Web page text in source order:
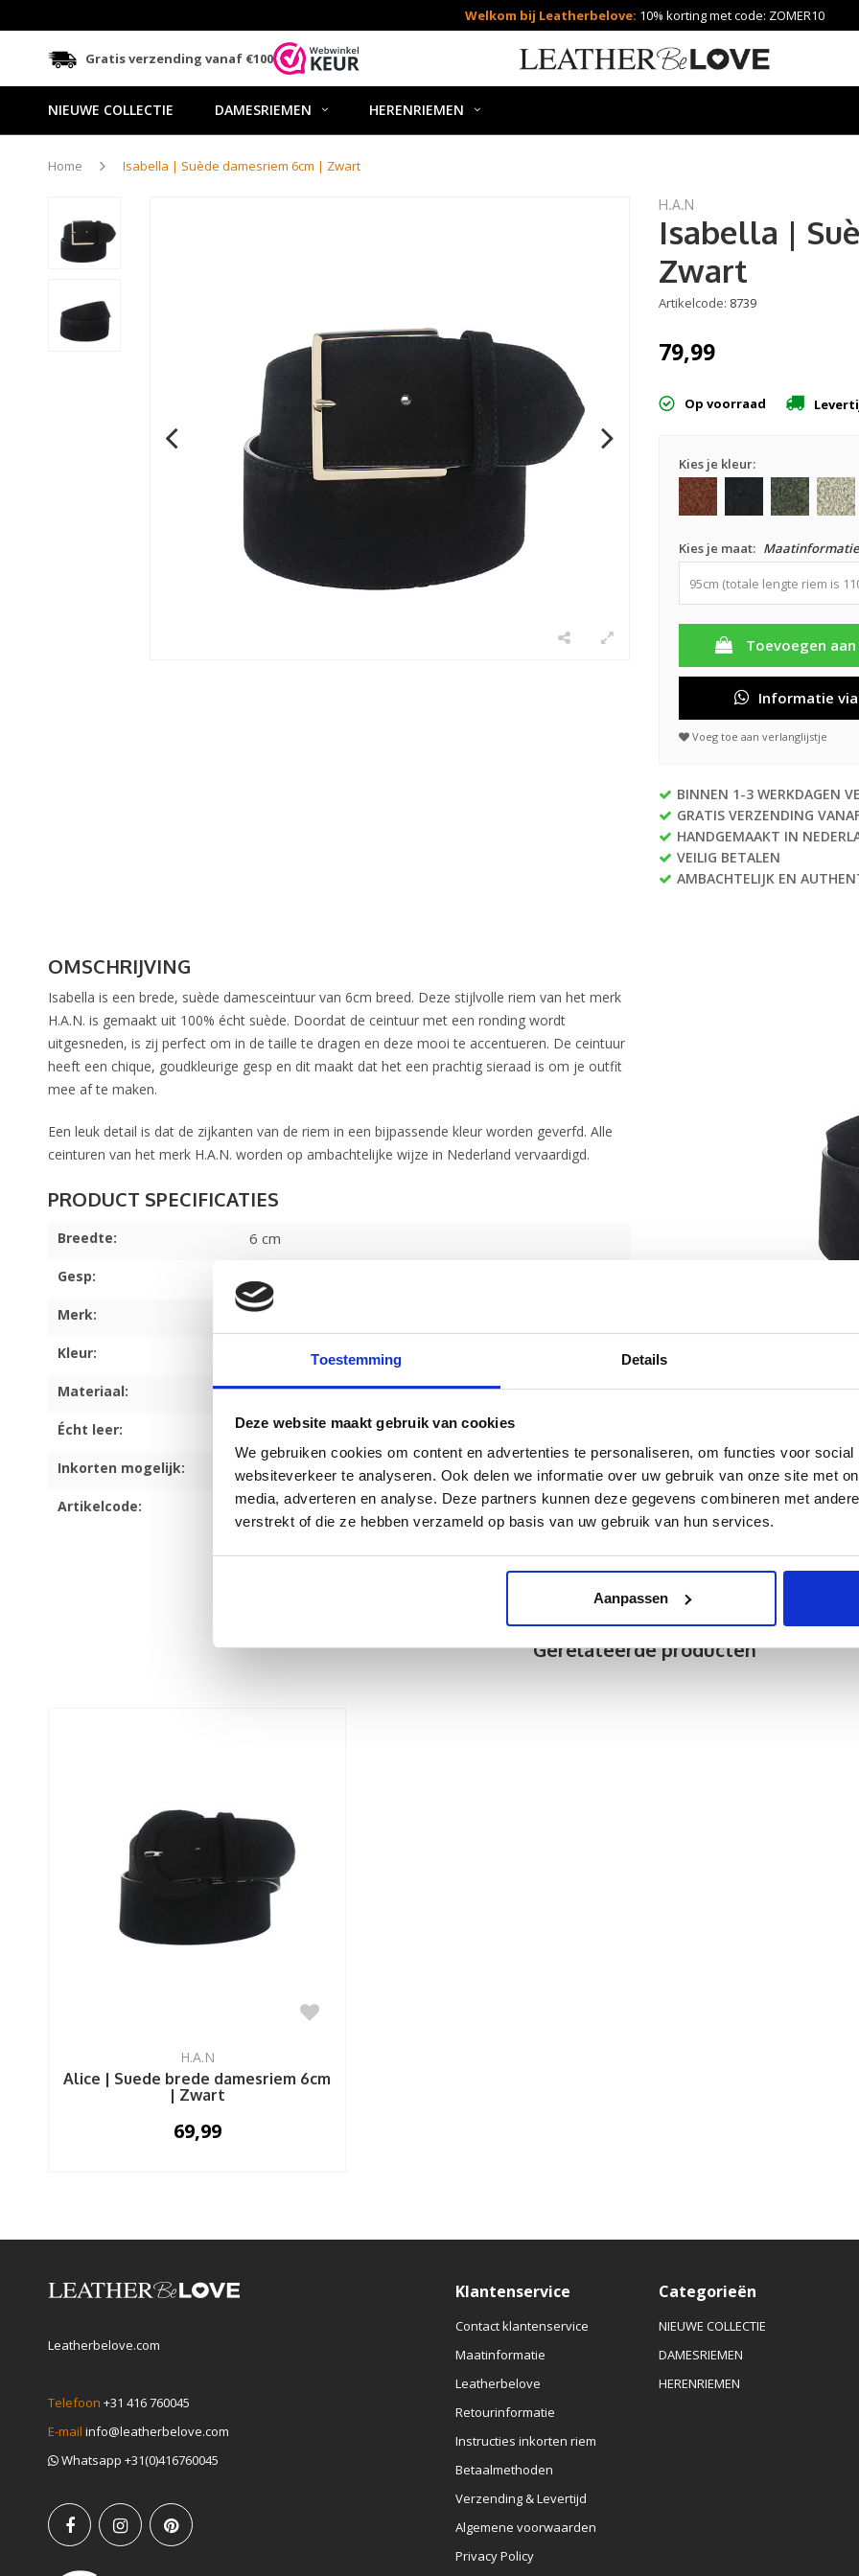
Toestemming Details
Deze website maakt gebruik van cookies
We gebruiken cookies om content en advertenties te personaliseren, om functies voor
websiteverkeer te analyseren. Ook delen we informatie over uw gebruik van onze site met
media, adverteren en analyse. Deze partners kunnen deze gegevens combineren met
verstrekt of die ze hebben verzameld op basis van uw gebruik van hun services.
Aanpassen
Welkom bij Leatherbelove: 10% korting met code: ZOMER10
Gratis verzending vanaf €100
NIEUWE COLLECTIE DAMESRIEMEN HERENRIEMEN
Home Isabella | Suède damesriem 6cm | Zwart
H.A.N
Isabella |
Zwart
Artikelcode: 8739
79,99
Op voorraad
Kies je kleur:
Kies je maat:
95cm (totale lengte riem is
Toevoegen
Informatie
Voeg toe aan verlanglijstje
BINNEN 1-3 WERKDAGEN
GRATIS VERZENDING
HANDGEMAAKT IN
VEILIG BETALEN
AMBACHTELIJK EN
OMSCHRIJVING
Isabella is een brede, suède damesceintuur van 6cm breed. Deze stijlvolle riem van het merk
H.A.N. is gemaakt uit 100% écht suède. Doordat de ceintuur met een ronding wordt
uitgesneden, is zij perfect om in de taille te dragen en deze mooi te accentueren. De ceintuur
heeft een chique, goudkleurige gesp en dit maakt dat het een prachtig sieraad is om je outfit
mee af te maken.
Een leuk detail is dat de zijkanten van de riem in een bijpassende kleur worden geverfd. Alle
ceinturen van het merk H.A.N. worden op ambachtelijke wijze in Nederland vervaardigd.
Breedte: 6 cm
Gesp:
Goudkleurig, Nikkelvrij
Merk:
H.A.N.
Kleur:
Materiaal:
Suède
Écht leer:
Inkorten mogelijk:
Artikelcode: 8739
Gerelateerde producten
H.A.N
Alice | Suede brede damesriem 6cm
| Zwart
69,99
Leatherbelove.com
Telefoon +31 416 760045
E-mail info@leatherbelove.com
Whatsapp +31(0)416760045
Klantenservice
Contact klantenservice
Maatinformatie
Leatherbelove
Retourinformatie
Instructies inkorten riem
Betaalmethoden
Verzending & Levertijd
Algemene voorwaarden
Privacy Policy
Categorieën
NIEUWE COLLECTIE
DAMESRIEMEN
HERENRIEMEN